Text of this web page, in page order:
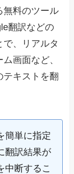
無料のツール
翻訳などの
、リアルタ
画面など、
テキストを翻
簡単に指定
翻訳結果が
中断するこ